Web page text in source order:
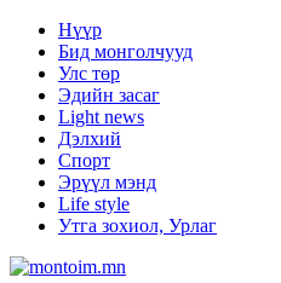
Нүүр
Бид монголчууд
Улс төр
Эдийн засаг
Light news
Дэлхий
Спорт
Эрүүл мэнд
Life style
Утга зохиол, Урлаг